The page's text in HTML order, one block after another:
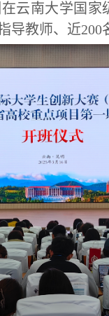
云南大学国家
导教师、近200